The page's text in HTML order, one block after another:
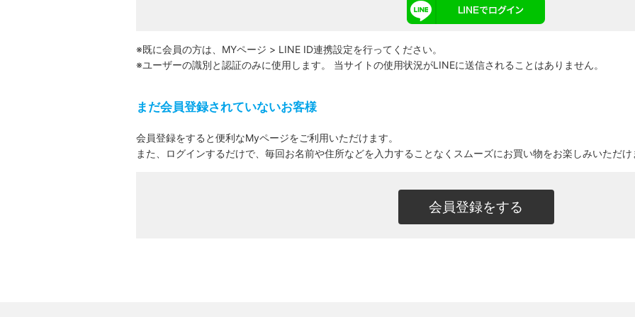
※既に会員の方は、MYページ > LINE ID連携設定を行ってください。
※ユーザーの識別と認証のみに使用します。 当サイトの使用状況がLINEに送信されることはありません。
まだ会員登録されていないお客様
会員登録をすると便利なMyページをご利用いただけます。
また、ログインするだけで、毎回お名前や住所などを入力することなくスムーズにお買い物をお楽しみいただけ
会員登録をする